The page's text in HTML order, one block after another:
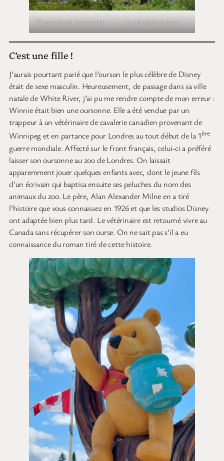
Dimanche soir au coucher Lundi matin au lever
C’est une fille !
J’aurais pourtant parié que l’ourson le plus célèbre de Disney
était de sexe masculin. Heureusement, de passage dans sa ville
natale de White River, j’ai pu me rendre compte de mon erreur :
Winnie était bien une oursonne. Elle a été vendue par un
trappeur à un vétérinaire de cavalerie canadien provenant de
Winnipeg et en partance pour Londres au tout début de la 1ère
guerre mondiale. Affecté sur le front français, celui-ci a préféré
laisser son oursonne au zoo de Londres. On laissait
apparemment jouer quelques enfants avec, dont le jeune fils
d’un écrivain qui baptisa ensuite ses peluches du nom des
animaux du zoo. Le père, Alan Alexander Milne en a tiré
l’histoire que vous connaissez en 1926 et que les studios Disney
ont adaptée bien plus tard. Le vétérinaire est retourné vivre au
Canada sans récupérer son ourse. On ne sait pas s’il a eu
connaissance du roman tiré de cette histoire.